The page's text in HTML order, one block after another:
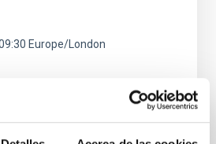
Europe/London
CHARLA